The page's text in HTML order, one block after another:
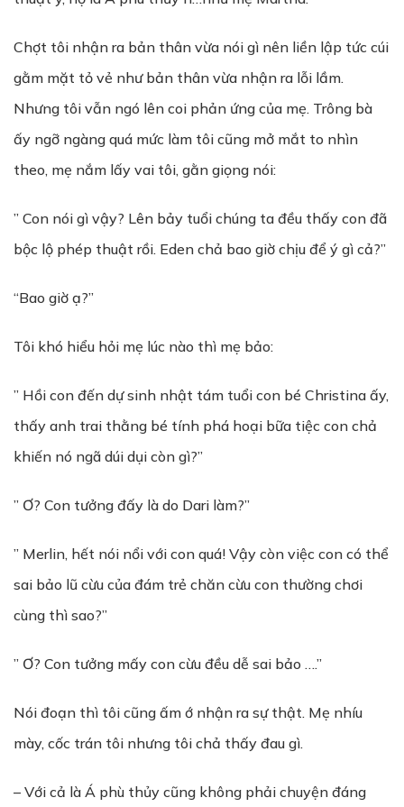
Chợt tôi nhận ra bản thân vừa nói gì nên liền lập tức cúi
gằm mặt tỏ vẻ như bản thân vừa nhận ra lỗi lầm.
Nhưng tôi vẫn ngó lên coi phản ứng của mẹ. Trông bà
ấy ngỡ ngàng quá mức làm tôi cũng mở mắt to nhìn
theo, mẹ nắm lấy vai tôi, gằn giọng nói:
” Con nói gì vậy? Lên bảy tuổi chúng ta đều thấy con đã
bộc lộ phép thuật rồi. Eden chả bao giờ chịu để ý gì cả?”
“Bao giờ ạ?”
Tôi khó hiểu hỏi mẹ lúc nào thì mẹ bảo:
” Hồi con đến dự sinh nhật tám tuổi con bé Christina ấy,
thấy anh trai thằng bé tính phá hoại bữa tiệc con chả
khiến nó ngã dúi dụi còn gì?”
” Ơ? Con tưởng đấy là do Dari làm?”
” Merlin, hết nói nổi với con quá! Vậy còn việc con có thể
sai bảo lũ cừu của đám trẻ chăn cừu con thường chơi
cùng thì sao?”
” Ơ? Con tưởng mấy con cừu đều dễ sai bảo ….”
Nói đoạn thì tôi cũng ấm ớ nhận ra sự thật. Mẹ nhíu
mày, cốc trán tôi nhưng tôi chả thấy đau gì.
– Với cả là Á phù thủy cũng không phải chuyện đáng